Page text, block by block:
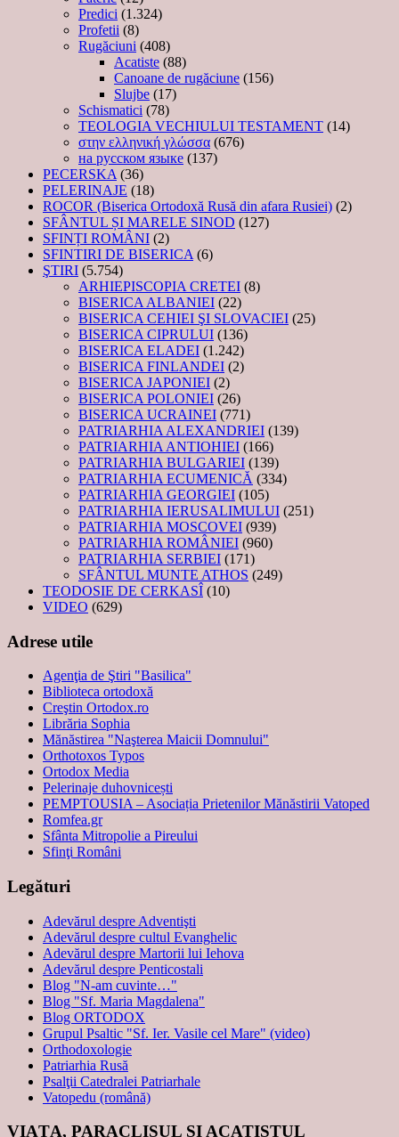
Predici (1.324)
Profetii (8)
Rugăciuni (408)
Acatiste (88)
Canoane de rugăciune (156)
Slujbe (17)
Schismatici (78)
TEOLOGIA VECHIULUI TESTAMENT (14)
στην ελληνική γλώσσα (676)
на русском языке (137)
PECERSKA (36)
PELERINAJE (18)
ROCOR (Biserica Ortodoxă Rusă din afara Rusiei) (2)
SFÂNTUL ȘI MARELE SINOD (127)
SFINȚI ROMÂNI (2)
SFINTIRI DE BISERICA (6)
ŞTIRI (5.754)
ARHIEPISCOPIA CRETEI (8)
BISERICA ALBANIEI (22)
BISERICA CEHIEI ŞI SLOVACIEI (25)
BISERICA CIPRULUI (136)
BISERICA ELADEI (1.242)
BISERICA FINLANDEI (2)
BISERICA JAPONIEI (2)
BISERICA POLONIEI (26)
BISERICA UCRAINEI (771)
PATRIARHIA ALEXANDRIEI (139)
PATRIARHIA ANTIOHIEI (166)
PATRIARHIA BULGARIEI (139)
PATRIARHIA ECUMENICĂ (334)
PATRIARHIA GEORGIEI (105)
PATRIARHIA IERUSALIMULUI (251)
PATRIARHIA MOSCOVEI (939)
PATRIARHIA ROMÂNIEI (960)
PATRIARHIA SERBIEI (171)
SFÂNTUL MUNTE ATHOS (249)
TEODOSIE DE CERKASÎ (10)
VIDEO (629)
Adrese utile
Agenţia de Ştiri "Basilica"
Biblioteca ortodoxă
Creştin Ortodox.ro
Librăria Sophia
Mănăstirea "Naşterea Maicii Domnului"
Orthotoxos Typos
Ortodox Media
Pelerinaje duhovnicești
PEMPTOUSIA – Asociația Prietenilor Mănăstirii Vatoped
Romfea.gr
Sfânta Mitropolie a Pireului
Sfinţi Români
Legături
Adevărul despre Adventişti
Adevărul despre cultul Evanghelic
Adevărul despre Martorii lui Iehova
Adevărul despre Penticostali
Blog "N-am cuvinte…"
Blog "Sf. Maria Magdalena"
Blog ORTODOX
Grupul Psaltic "Sf. Ier. Vasile cel Mare" (video)
Orthodoxologie
Patriarhia Rusă
Psalţii Catedralei Patriarhale
Vatopedu (română)
VIAŢA, PARACLISUL ŞI ACATISTUL